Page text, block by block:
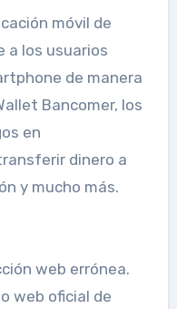
móvil de
a los usuarios
de manera
Bancomer, los
en
dinero a
y mucho más.
web errónea.
web oficial de